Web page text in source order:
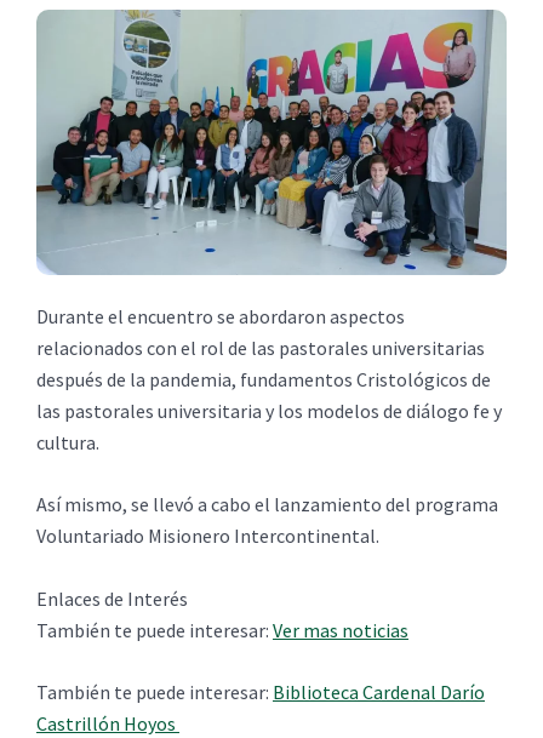
Durante el encuentro se abordaron aspectos
relacionados con el rol de las pastorales universitarias
después de la pandemia, fundamentos Cristológicos de
las pastorales universitaria y los modelos de diálogo fe y
cultura.
Así mismo, se llevó a cabo el lanzamiento del programa
Voluntariado Misionero Intercontinental.
Enlaces de Interés
También te puede interesar: Ver mas noticias
También te puede interesar: Biblioteca Cardenal Darío
Castrillón Hoyos